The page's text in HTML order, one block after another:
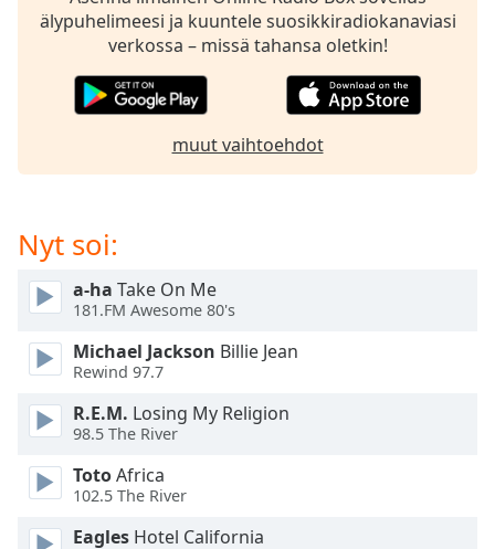
settings
subtitles
Audio
in-
Picture
Fullscreen
This
modal
window.
dialog
window.
älypuhelimeesi ja kuuntele suosikkiradiokanaviasi
verkossa – missä tahansa oletkin!
muut vaihtoehdot
Nyt soi:
a-ha Take On Me
181.FM Awesome 80's
Michael Jackson Billie Jean
Rewind 97.7
R.E.M. Losing My Religion
98.5 The River
TotoAfrica
102.5 The River
Eagles Hotel California